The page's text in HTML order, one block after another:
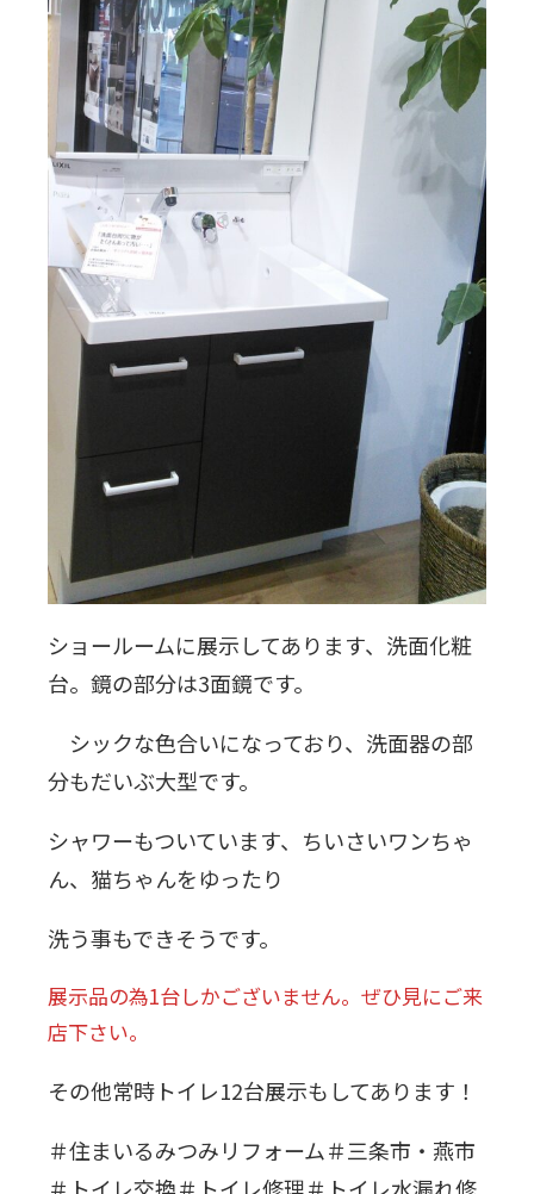
ショールームに展示してあります、洗面化粧
台。鏡の部分は3面鏡です。
シックな色合いになっており、洗面器の部
分もだいぶ大型です。
シャワーもついています、ちいさいワンちゃ
ん、猫ちゃんをゆったり
洗う事もできそうです。
展示品の為1台しかございません。ぜひ見にご来
店下さい。
その他常時トイレ12台展示もしてあります！
＃住まいるみつみリフォーム＃三条市・燕市
＃トイレ交換＃トイレ修理＃トイレ水漏れ修